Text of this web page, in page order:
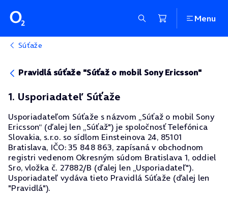
Menu
Súťaže
Pravidlá súťaže "Súťaž o mobil Sony Ericsson"
1. Usporiadateľ Súťaže
Usporiadateľom Súťaže s názvom „Súťaž o mobil Sony
Ericsson“ (ďalej len „Súťaž") je spoločnosť Telefónica
Slovakia, s.r.o. so sídlom Einsteinova 24, 85101
Bratislava, IČO: 35 848 863, zapísaná v obchodnom
registri vedenom Okresným súdom Bratislava 1, oddiel
Sro, vložka č. 27882/B (ďalej len „Usporiadateľ").
Usporiadateľ vydáva tieto Pravidlá Súťaže (ďalej len
"Pravidlá").